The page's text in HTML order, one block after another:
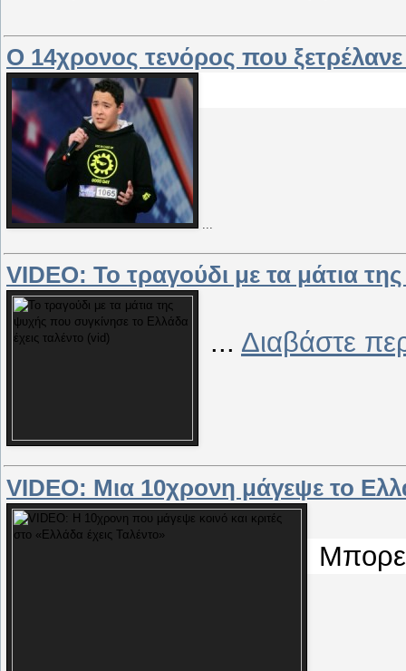
O 14χρονος τενόρος που
...
VIDEO: Το τραγούδι με τα μάτια
... Διαβάστε
VIDEO: Μια 10χρονη μάγεψε το